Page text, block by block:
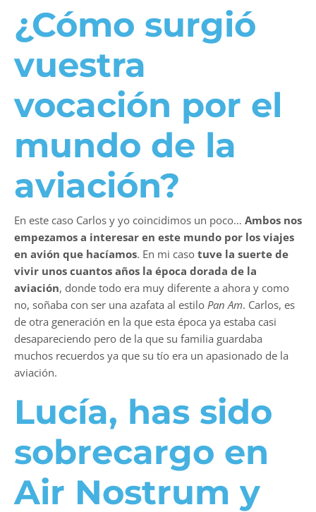
¿Cómo surgió
vuestra
vocación por el
mundo de la
aviación?
En este caso Carlos y yo coincidimos un poco… Ambos nos
empezamos a interesar en este mundo por los viajes
en avión que hacíamos. En mi caso tuve la suerte de
vivir unos cuantos años la época dorada de la
aviación, donde todo era muy diferente a ahora y como
no, soñaba con ser una azafata al estilo Pan Am. Carlos, es
de otra generación en la que esta época ya estaba casi
desapareciendo pero de la que su familia guardaba
muchos recuerdos ya que su tío era un apasionado de la
aviación.
Lucía, has sido
sobrecargo en
Air Nostrum y